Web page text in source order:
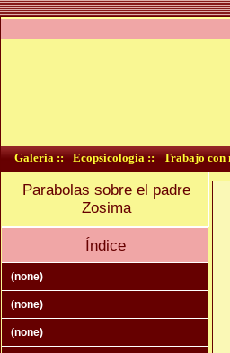
Galeria :: Ecopsicologia :: Trabajo con
Parabolas sobre el padre
Zosima
Índice
(none)
(none)
(none)